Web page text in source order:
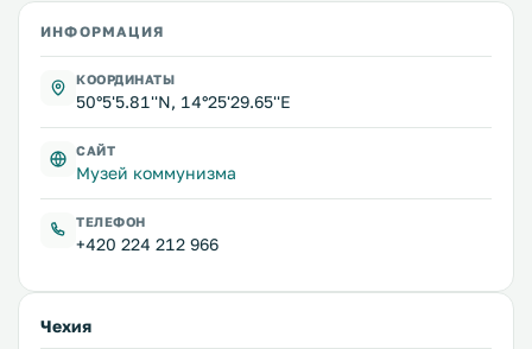
ИНФОРМАЦИЯ
КООРДИНАТЫ
50°5'5.81''N, 14°25'29.65''E
САЙТ
Музей коммунизма
ТЕЛЕФОН
+420 224 212 966
Чехия